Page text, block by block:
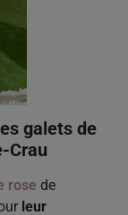
galets de
Crau
rose de
leur